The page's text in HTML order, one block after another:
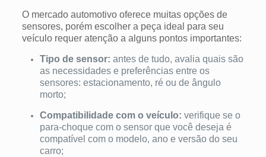
O mercado automotivo oferece muitas opções de
sensores, porém escolher a peça ideal para seu
veículo requer atenção a alguns pontos importantes:
Tipo de sensor: antes de tudo, avalia quais são
as necessidades e preferências entre os
sensores: estacionamento, ré ou de ângulo
morto;
Compatibilidade com o veículo: verifique se o
para-choque com o sensor que você deseja é
compatível com o modelo, ano e versão do seu
carro;